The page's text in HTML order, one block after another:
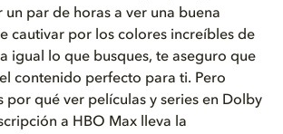
par de horas a ver una buena
cautivar por los colores increíbles de
igual lo que busques, te aseguro que
contenido perfecto para ti. Pero
por qué ver películas y series en Dolby
a HBO Max lleva la